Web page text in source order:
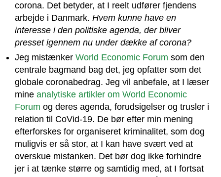
corona. Det betyder, at I reelt udfører fjendens
arbejde i Danmark. Hvem kunne have en
interesse i den politiske agenda, der bliver
presset igennem nu under dække af corona?
Jeg mistænker World Economic Forum som den
centrale bagmand bag det, jeg opfatter som det
globale coronabedrag. Jeg vil anbefale, at I læser
mine analytiske artikler om World Economic
Forum og deres agenda, forudsigelser og trusler i
relation til CoVid-19. De bør efter min mening
efterforskes for organiseret kriminalitet, som dog
muligvis er så stor, at I kan have svært ved at
overskue mistanken. Det bør dog ikke forhindre
jer i at tænke større og samtidig med, at I fortsat